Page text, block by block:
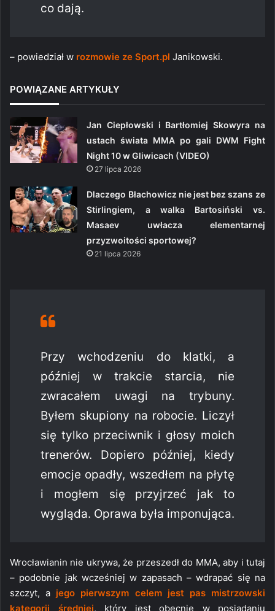
co dają.
– powiedział w rozmowie ze Sport.pl Janikowski.
POWIĄZANE ARTYKUŁY
Jan Ciepłowski i Bartłomiej Skowyra na
ustach świata MMA po gali DWM Fight
Night 10 w Gliwicach (VIDEO)
27 lipca 2026
Dlaczego Błachowicz nie jest bez szans ze
Stirlingiem, a walka Bartosiński vs.
Masaev uwłacza elementarnej
przyzwoitości sportowej?
21 lipca 2026
Przy wchodzeniu do klatki, a
później w trakcie starcia, nie
zwracałem uwagi na trybuny.
Byłem skupiony na robocie. Liczył
się tylko przeciwnik i głosy moich
trenerów. Dopiero później, kiedy
emocje opadły, wszedłem na płytę
i mogłem się przyjrzeć jak to
wygląda. Oprawa była imponująca.
Wrocławianin nie ukrywa, że przeszedł do MMA, aby i tutaj
– podobnie jak wcześniej w zapasach – wdrapać się na
szczyt, a jego pierwszym celem jest pas mistrzowski
kategorii średniej, który jest obecnie w posiadaniu